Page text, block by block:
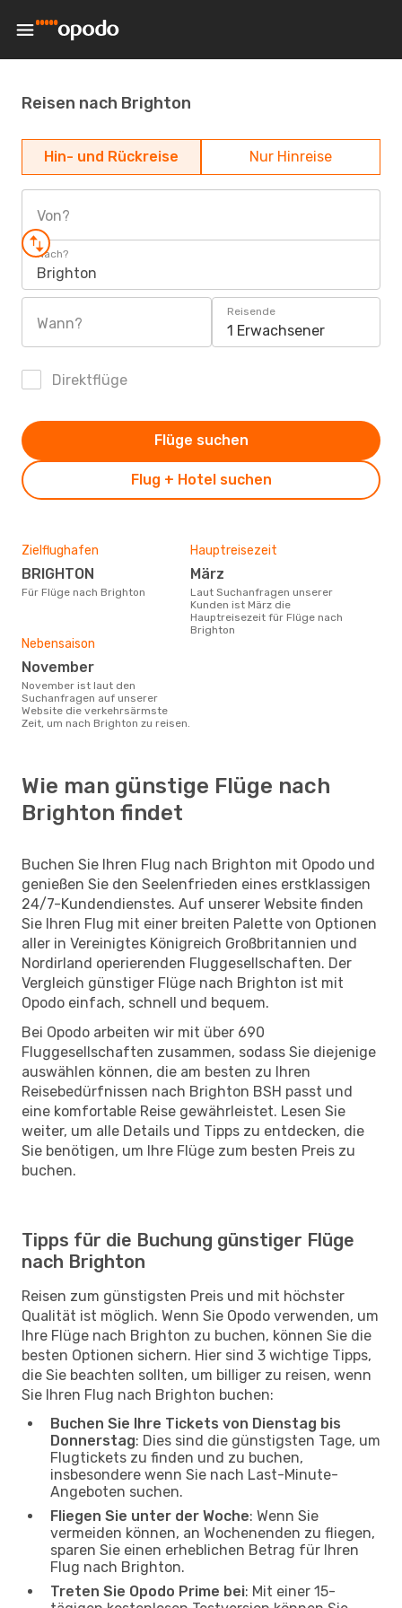
Reisen nach Brighton
Hin- und Rückreise Nur Hinreise
Von?
Nach?
Brighton
Wann?
Reisende
1 Erwachsener
Direktflüge
Flug + Hotel suchen
Flüge suchen
Zielflughafen
BRIGHTON
Für Flüge nach Brighton
Hauptreisezeit
März
Laut Suchanfragen unserer
Kunden ist März die
Hauptreisezeit für Flüge nach
Brighton
Nebensaison
November
November ist laut den
Suchanfragen auf unserer
Website die verkehrsärmste
Zeit, um nach Brighton zu reisen.
Wie man günstige Flüge nach
Brighton findet
Buchen Sie Ihren Flug nach Brighton mit Opodo und
genießen Sie den Seelenfrieden eines erstklassigen
24/7-Kundendienstes. Auf unserer Website finden
Sie Ihren Flug mit einer breiten Palette von Optionen
aller in Vereinigtes Königreich Großbritannien und
Nordirland operierenden Fluggesellschaften. Der
Vergleich günstiger Flüge nach Brighton ist mit
Opodo einfach, schnell und bequem.
Bei Opodo arbeiten wir mit über 690
Fluggesellschaften zusammen, sodass Sie diejenige
auswählen können, die am besten zu Ihren
Reisebedürfnissen nach Brighton BSH passt und
eine komfortable Reise gewährleistet. Lesen Sie
weiter, um alle Details und Tipps zu entdecken, die
Sie benötigen, um Ihre Flüge zum besten Preis zu
buchen.
Tipps für die Buchung günstiger Flüge
nach Brighton
Reisen zum günstigsten Preis und mit höchster
Qualität ist möglich. Wenn Sie Opodo verwenden, um
Ihre Flüge nach Brighton zu buchen, können Sie die
besten Optionen sichern. Hier sind 3 wichtige Tipps,
die Sie beachten sollten, um billiger zu reisen, wenn
Sie Ihren Flug nach Brighton buchen:
Buchen Sie Ihre Tickets von Dienstag bis
Donnerstag: Dies sind die günstigsten Tage, um
Flugtickets zu finden und zu buchen,
insbesondere wenn Sie nach Last-Minute-
Angeboten suchen.
Fliegen Sie unter der Woche: Wenn Sie
vermeiden können, an Wochenenden zu fliegen,
sparen Sie einen erheblichen Betrag für Ihren
Flug nach Brighton.
Treten Sie Opodo Prime bei: Mit einer 15-